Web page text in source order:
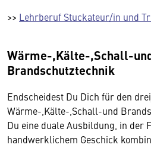
>> Lehrberuf Stuckateur/in und
Wärme-,Kälte-,Schall-
Brandschutztechnik
Endscheidest Du Dich für den
Wärme-,Kälte-,Schall-und
Du eine duale Ausbildung, in der
handwerklichem Geschick